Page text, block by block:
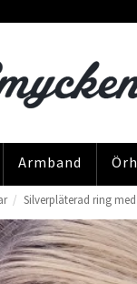
Armband
Silverpläterad ring